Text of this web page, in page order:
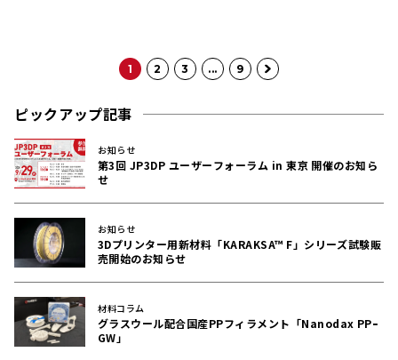
1 2 3 ... 9
ピックアップ記事
お知らせ
第3回 JP3DP ユーザーフォーラム in 東京 開催のお知ら
せ
お知らせ
3Dプリンター用新材料「KARAKSA™ F」シリーズ試験販
売開始のお知らせ
材料コラム
グラスウール配合国産PPフィラメント「Nanodax PPｰ
GW」